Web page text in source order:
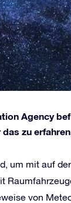
Agency
zu
um mit auf
von